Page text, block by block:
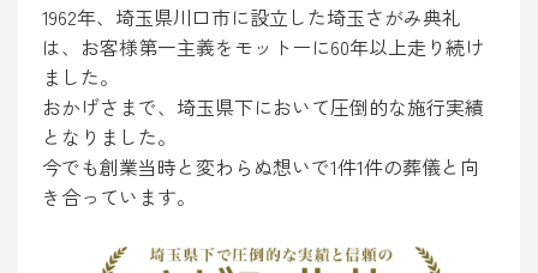
1962年、埼玉県川口市に設立した埼玉さがみ典礼
は、お客様第一主義をモットーに60年以上走り続け
ました。
おかげさまで、埼玉県下において圧倒的な施行実績
となりました。
今でも創業当時と変わらぬ想いで1件1件の葬儀と向
き合っています。